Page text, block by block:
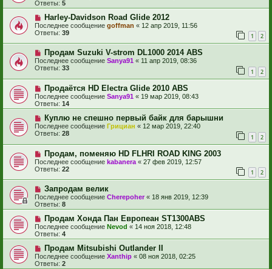
Ответы: 5
Harley-Davidson Road Glide 2012
Последнее сообщение goffman « 12 апр 2019, 11:56
Ответы: 39 1 2
Продам Suzuki V-strom DL1000 2014 ABS
Последнее сообщение Sanya91 « 11 апр 2019, 08:36
Ответы: 33 1 2
Продаётся HD Electra Glide 2010 ABS
Последнее сообщение Sanya91 « 19 мар 2019, 08:43
Ответы: 14
Куплю не спешно первый байк для барышни
Последнее сообщение Грициан « 12 мар 2019, 22:40
Ответы: 28 1 2
Продам, поменяю HD FLHRI ROAD KING 2003
Последнее сообщение kabanera « 27 фев 2019, 12:57
Ответы: 22 1 2
Запродам велик
Последнее сообщение Cherepoher« 18 янв 2019, 12:39
Ответы: 8
Продам Хонда Пан Европеан ST1300ABS
Последнее сообщение Nevod « 14 ноя 2018, 12:48
Ответы: 4
Продам Mitsubishi Outlander II
Последнее сообщение Xanthip « 08 ноя 2018, 02:25
Ответы: 2